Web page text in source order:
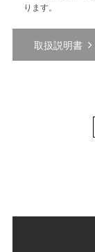
ります。
取扱説明書